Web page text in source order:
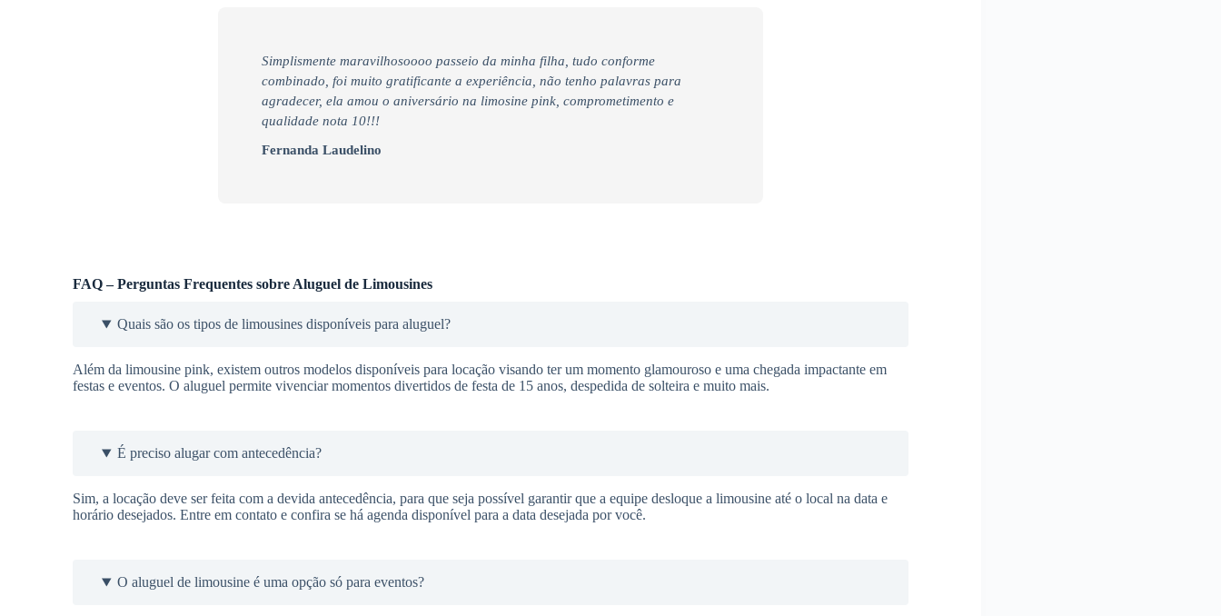
Simplismente maravilhosoooo passeio da minha filha, tudo conforme
combinado, foi muito gratificante a experiência, não tenho palavras para
agradecer, ela amou o aniversário na limosine pink, comprometimento e
qualidade nota 10!!!
Fernanda Laudelino
FAQ – Perguntas Frequentes sobre Aluguel de Limousines
Quais são os tipos de limousines disponíveis para aluguel?
Além da limousine pink, existem outros modelos disponíveis para locação visando ter um momento glamouroso e uma chegada impactante em
festas e eventos. O aluguel permite vivenciar momentos divertidos de festa de 15 anos, despedida de solteira e muito mais.
É preciso alugar com antecedência?
Sim, a locação deve ser feita com a devida antecedência, para que seja possível garantir que a equipe desloque a limousine até o local na data e
horário desejados. Entre em contato e confira se há agenda disponível para a data desejada por você.
O aluguel de limousine é uma opção só para eventos?